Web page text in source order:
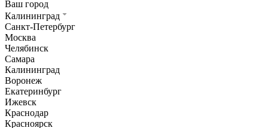
Ваш город
Калининград
Санкт-Петербург
Москва
Челябинск
Самара
Калининград
Воронеж
Екатеринбург
Ижевск
Краснодар
Красноярск